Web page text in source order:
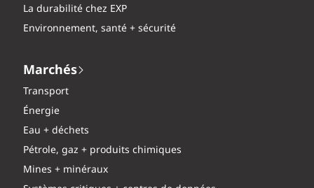
La durabilité chez EXP
Environnement, santé + sécurité
Marchés
Transport
Énergie
Eau + déchets
Pétrole, gaz + produits chimiques
Mines + minéraux